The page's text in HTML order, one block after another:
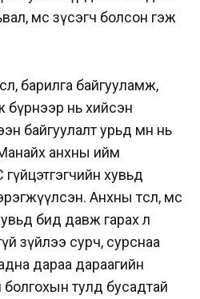
мөс зүсэгч болсон гэж
барилга байгууламж,
бүрнээр нь хийсэн
байгуулалт урьд өмнө нь
анхны ийм
гүйцэтгэгчийн хувьд
Анхны төсөл, мөс
бид давж гарах л
зүйлээ сурч, сурснаа
дараа дараагийн
болгохын тулд бусадтай